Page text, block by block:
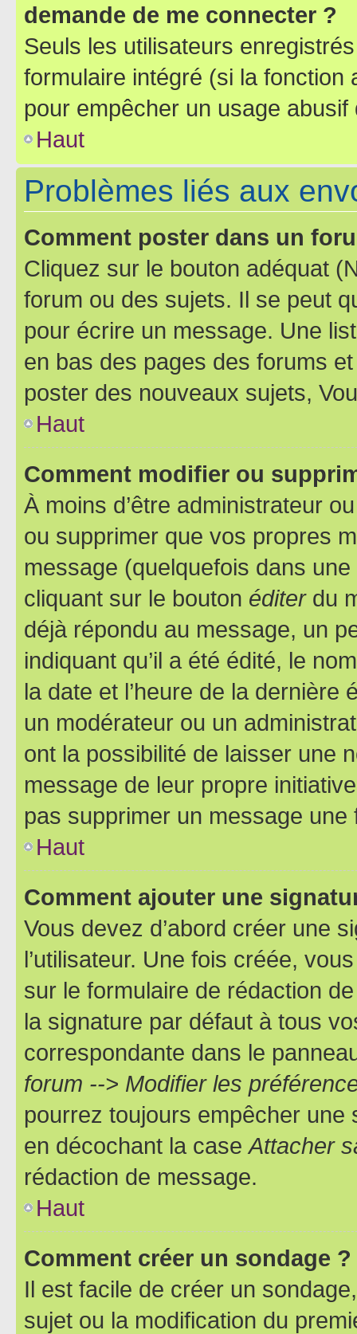
demande de me connecter ?
Seuls les utilisateurs
formulaire intégré (si la fonction
pour empêcher un usage
Haut
Problèmes liés aux
Comment poster dans un
Cliquez sur le bouton adéquat
forum ou des sujets. Il se peut
pour écrire un message. Une
en bas des pages des forums
poster des nouveaux sujets,
Haut
Comment modifier ou
À moins d’être administrateur
ou supprimer que vos propres
message (quelquefois dans
cliquant sur le bouton éditerdu
déjà répondu au message, un
indiquant qu’il a été édité, le
la date et l’heure de la dernière
un modérateur ou un
ont la possibilité de laisser une
message de leur propre
pas supprimer un message une
Haut
Comment ajouter une
Vous devez d’abord créer une
l’utilisateur. Une fois créée,
sur le formulaire de rédaction
la signature par défaut à tous
correspondante dans le
forum --> Modifier les
pourrez toujours empêcher une
en décochant la caseAttacher
rédaction de message.
Haut
Comment créer un sondage ?
Il est facile de créer un
sujet ou la modification du